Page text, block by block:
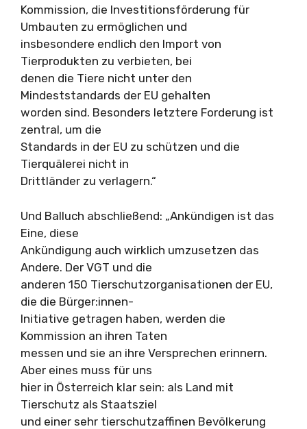
Kommission, die Investitionsförderung für
Umbauten zu ermöglichen und
insbesondere endlich den Import von
Tierprodukten zu verbieten, bei
denen die Tiere nicht unter den
Mindeststandards der EU gehalten
worden sind. Besonders letztere Forderung ist
zentral, um die
Standards in der EU zu schützen und die
Tierquälerei nicht in
Drittländer zu verlagern.“
Und Balluch abschließend: „Ankündigen ist das
Eine, diese
Ankündigung auch wirklich umzusetzen das
Andere. Der VGT und die
anderen 150 Tierschutzorganisationen der EU,
die die Bürger:innen-
Initiative getragen haben, werden die
Kommission an ihren Taten
messen und sie an ihre Versprechen erinnern.
Aber eines muss für uns
hier in Österreich klar sein: als Land mit
Tierschutz als Staatsziel
und einer sehr tierschutzaffinen Bevölkerung